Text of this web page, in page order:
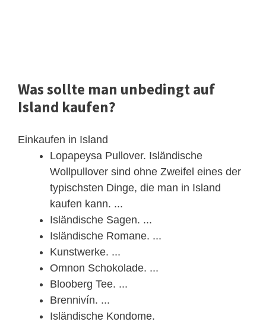
Was sollte man unbedingt auf
Island kaufen?
Einkaufen in Island
Lopapeysa Pullover. Isländische
Wollpullover sind ohne Zweifel eines der
typischsten Dinge, die man in Island
kaufen kann. ...
Isländische Sagen. ...
Isländische Romane. ...
Kunstwerke. ...
Omnon Schokolade. ...
Blooberg Tee. ...
Brennivín. ...
Isländische Kondome.